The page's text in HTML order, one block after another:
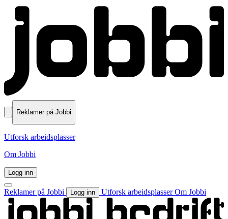
Reklamer på Jobbi
Utforsk arbeidsplasser
Om Jobbi
Logg inn
Reklamer på Jobbi Logg inn Utforsk arbeidsplasserOm Jobbi